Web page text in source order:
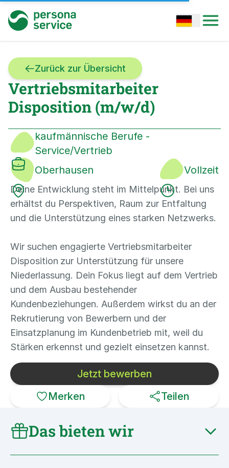
persona service Open options
Zurück zur Übersicht
Vertriebsmitarbeiter
Disposition (m/w/d)
kaufmännische Berufe -
Service/Vertrieb
Oberhausen
Vollzeit
Deine Entwicklung steht im Mittelpunkt. Bei uns
erhältst du Perspektiven, Raum zur Entfaltung
und die Unterstützung eines starken Netzwerks.
Wir suchen engagierte Vertriebsmitarbeiter
Disposition zur Unterstützung für unsere
Niederlassung. Dein Fokus liegt auf dem Vertrieb
und dem Ausbau bestehender
Kundenbeziehungen. Außerdem wirkst du an der
Rekrutierung von Bewerbern und der
Einsatzplanung im Kundenbetrieb mit, weil du
Stärken erkennst und gezielt einsetzen kannst.
Jetzt bewerben
Merken
Teilen
Das bieten wir